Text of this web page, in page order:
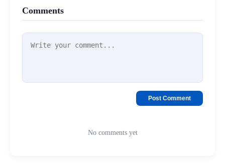
Comments
Post Comment
No comments yet